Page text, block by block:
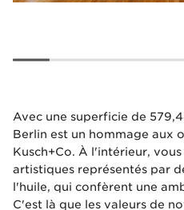
Avec une superficie de
Berlin est un hommage aux
Kusch+Co. À l'intérieur,
artistiques représentés par
l'huile, qui confèrent une
C'est là que les valeurs de